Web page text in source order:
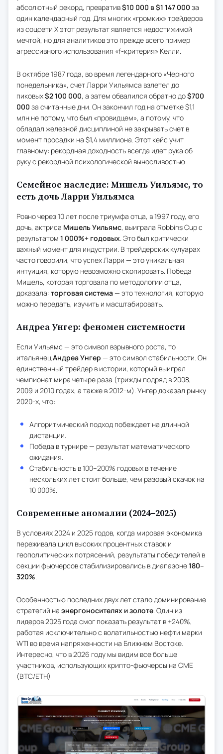
абсолютный рекорд, превратив$10 000 в $1 147 000 за
один календарный год. Для многих «громких» трейдеров
из соцсети X этот результат является недостижимой
мечтой, но для аналитиков это прежде всего пример
агрессивного использования «f-критерия» Келли.
В октябре 1987 года, во время легендарного «Черного
понедельника», счет Ларри Уильямса взлетел до
пиковых$2 100 000, а затем обвалился обратно до$700
000 за считанные дни. Он закончил год на отметке $1,1
млн не потому, что был «провидцем», а потому, что
обладал железной дисциплиной не закрывать счет в
момент просадки на $1,4 миллиона. Этот кейс учит
главному: рекордная доходность всегда идет рука об
руку с рекордной психологической выносливостью.
Семейное наследие: Мишель Уильямс, то
есть дочь Ларри Уильямса
Ровно через 10 лет после триумфа отца, в 1997 году, его
дочь, актриса Мишель Уильямс, выиграла Robbins Cup с
результатом 1 000%+ годовых. Это был критически
важный момент для индустрии. В трейдерских кулуарах
часто говорили, что успех Ларри — это уникальная
интуиция, которую невозможно скопировать. Победа
Мишель, которая торговала по методологии отца,
доказала: торговая система— это технология, которую
можно передать, изучить и масштабировать.
Андреа Унгер: феномен системности
Если Уильямс — это символ взрывного роста, то
итальянецАндреа Унгер — это символ стабильности. Он
единственный трейдер в истории, который выиграл
чемпионат мира четыре раза (трижды подряд в 2008,
2009 и 2010 годах, а также в 2012-м). Унгер доказал рынку
2020-х, что:
Алгоритмический подход побеждает на длинной
дистанции.
Победа в турнире — результат математического
ожидания.
Стабильность в 100–200% годовых в течение
нескольких лет стоит больше, чем разовый скачок на
10 000%.
Современные аномалии (2024–2025)
В условиях 2024 и 2025 годов, когда мировая экономика
переживала цикл высоких процентных ставок и
геополитических потрясений, результаты победителей в
секции фьючерсов стабилизировались в диапазоне180–
320%.
Особенностью последних двух лет стало доминирование
стратегий на энергоносителях и золоте. Один из
лидеров 2025 года смог показать результат в +240%,
работая исключительно с волатильностью нефти марки
WTI во время напряженности на Ближнем Востоке.
Интересно, что в 2026 году мы видим все больше
участников, использующих крипто-фьючерсы на CME
(BTC/ETH)